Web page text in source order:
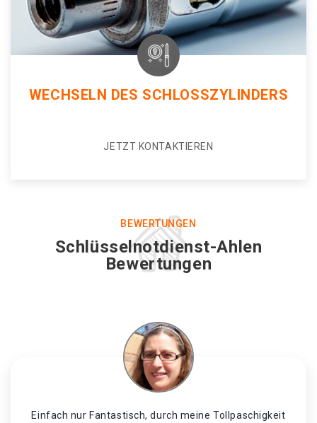
WECHSELN DES SCHLOSSZYLINDERS
JETZT KONTAKTIEREN
BEWERTUNGEN
Schlüsselnotdienst-Ahlen
Bewertungen
Einfach nur Fantastisch, durch meine Tollpaschigkeit